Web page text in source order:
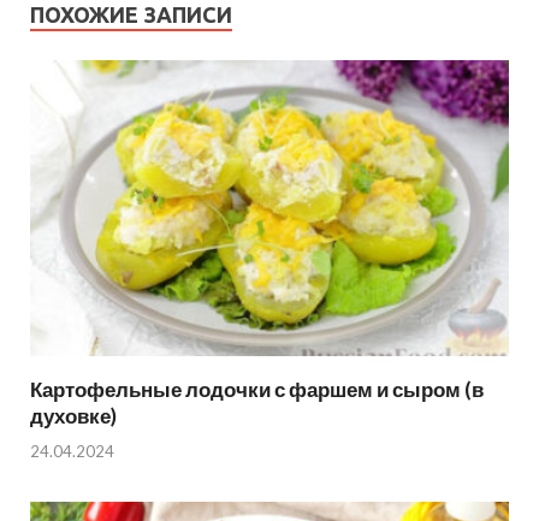
ПОХОЖИЕ ЗАПИСИ
Картофельные лодочки с фаршем и сыром (в
духовке)
24.04.2024